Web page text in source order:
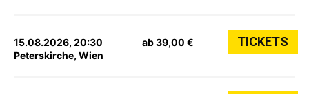
15.08.2026, 20:30
Peterskirche, Wien
ab 39,00 € TICKETS